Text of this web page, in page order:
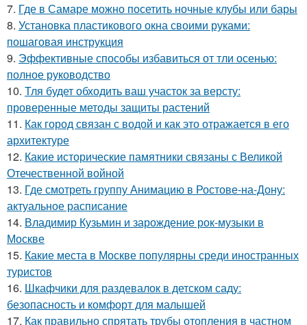
7. Где в Самаре можно посетить ночные клубы или бары
8. Установка пластикового окна своими руками:
пошаговая инструкция
9. Эффективные способы избавиться от тли осенью:
полное руководство
10. Тля будет обходить ваш участок за версту:
проверенные методы защиты растений
11. Как город связан с водой и как это отражается в его
архитектуре
12. Какие исторические памятники связаны с Великой
Отечественной войной
13. Где смотреть группу Анимацию в Ростове-на-Дону:
актуальное расписание
14. Владимир Кузьмин и зарождение рок-музыки в
Москве
15. Какие места в Москве популярны среди иностранных
туристов
16. Шкафчики для раздевалок в детском саду:
безопасность и комфорт для малышей
17. Как правильно спрятать трубы отопления в частном